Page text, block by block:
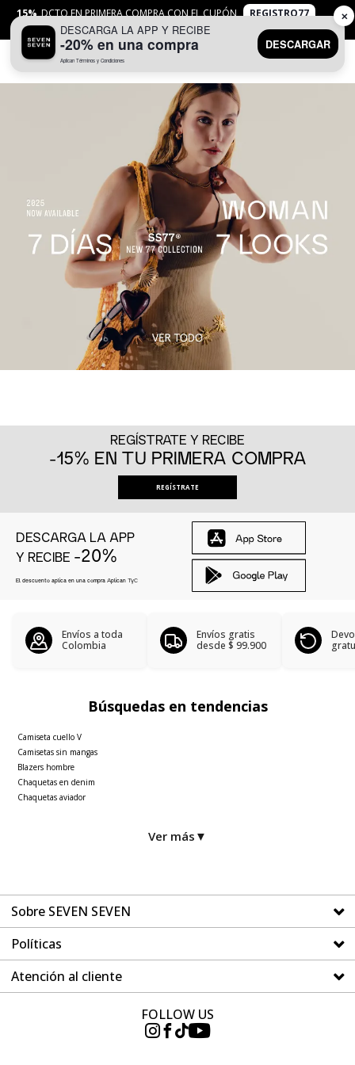
15% DCTO EN PRIMERA COMPRA CON EL CUPÓN
REGISTRO77
APLICANTYC
REGÍSTRATE Y RECIBE
-15% EN TU PRIMERA COMPRA
REGÍSTRATE
DESCARGA LA APP
Y RECIBE -20%
El descuento aplica en una compra Aplican TyC
Envíos a toda
Colombia
Envíos gratis
desde$ 99.900
Búsquedas en tendencias
Camiseta cuello V
Camisetas sin mangas
Blazers hombre
Chaquetas en denim
Chaquetas aviador
Ver más ▼
Sobre SEVEN SEVEN
Políticas
Atención al cliente
FOLLOW US
DESCARGA LA APP Y RECIBE
-20% en una compra
Aplican Términos y Condiciones
DESCARGAR
✕